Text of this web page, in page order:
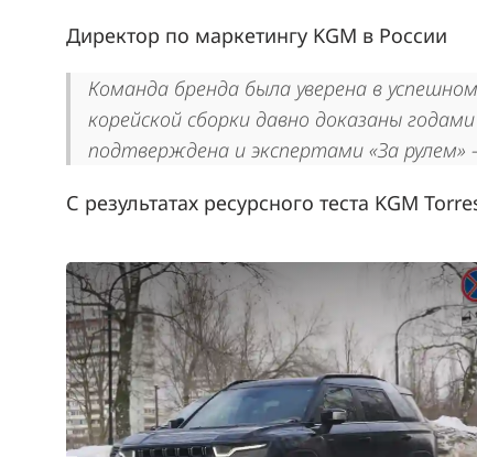
Директор по маркетингу KGM в России
Команда бренда была уверена в
корейской сборки давно доказаны
подтверждена и экспертами «За
С результатах ресурсного теста KGM